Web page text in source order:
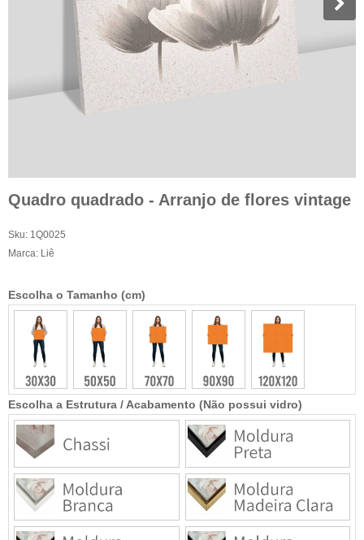
Quadro quadrado - Arranjo de flores vintage
Sku: 1Q0025
Marca: Liê
Escolha a Estrutura / Acabamento (Não possui vidro)
Escolha o Tamanho (cm)